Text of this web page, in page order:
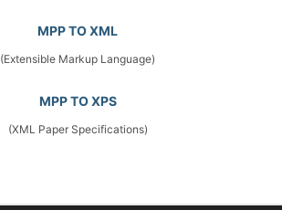
MPP TO XML
(Extensible Markup Language)
MPP TO XPS
(XML Paper Specifications)